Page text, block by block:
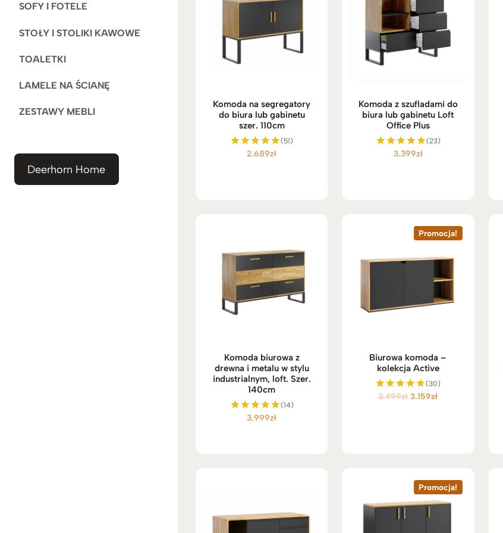
SOFY I FOTELE
STOŁY I STOLIKI KAWOWE
TOALETKI
LAMELE NA ŚCIANĘ
ZESTAWY MEBLI
Deerhorn Home
Komoda na segregatory
do biura lub gabinetu
szer. 110cm
Oceniono
(51)
2.689zł
Komoda z szufladami do
biura lub gabinetu Loft
Office Plus
Oceniono
(23)
3.399zł
Komoda biurowa z
drewna i metalu w stylu
industrialnym, loft. Szer.
140cm
Oceniono
(14)
3.999zł
Promocja!
Biurowa komoda –
kolekcja Active
Oceniono
(30)
3.499zł Pierwotna
3.159złAktualna
Promocja!